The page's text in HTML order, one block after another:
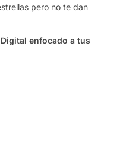
pero no te dan
enfocado a tus